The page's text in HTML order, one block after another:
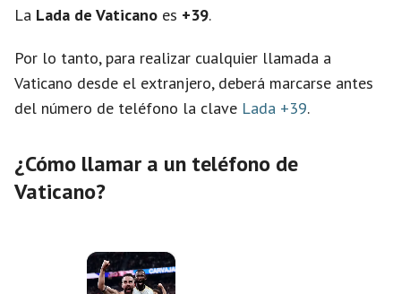
La Lada de Vaticano es +39.
Por lo tanto, para realizar cualquier llamada a
Vaticano desde el extranjero, deberá marcarse antes
del número de teléfono la clave Lada +39.
¿Cómo llamar a un teléfono de
Vaticano?
×